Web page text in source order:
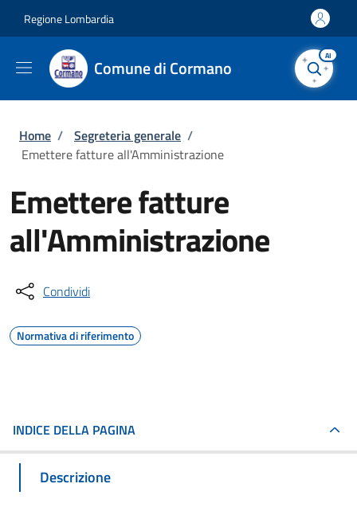
Regione Lombardia
Comune di Cormano
AI
Briciole di pane
Home / Segreteria generale /
Emettere fatture all'Amministrazione
Emettere fatture
all'Amministrazione
Condividi
Normativa di riferimento
INDICE DELLA PAGINA
Descrizione